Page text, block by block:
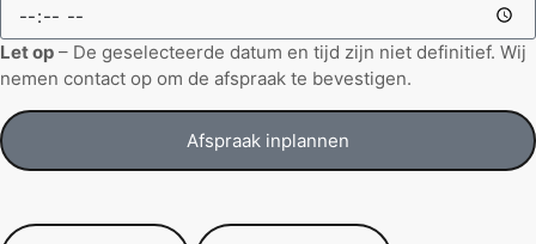
Let op – De geselecteerde datum en tijd zijn niet definitief. Wij
nemen contact op om de afspraak te bevestigen.
Afspraak inplannen